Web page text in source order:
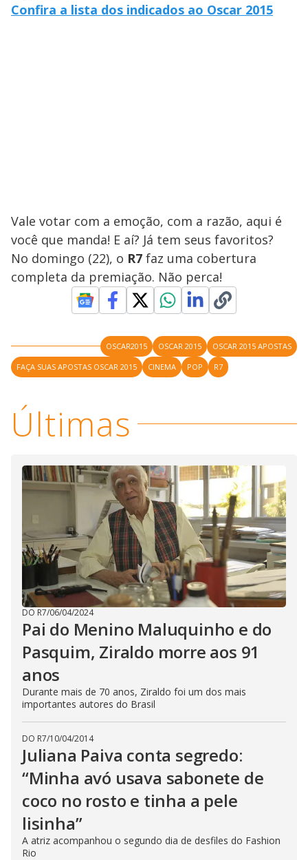
Confira a lista dos indicados ao Oscar 2015
Vale votar com a emoção, com a razão, aqui é
você que manda! E aí? Já tem seus favoritos?
No domingo (22), o R7 faz uma cobertura
completa da premiação. Não perca!
OSCAR2015 OSCAR 2015
OSCAR 2015 APOSTAS
FAÇA SUAS APOSTAS OSCAR 2015
CINEMA POP R7
Últimas
DO R7/06/04/2024
Pai do Menino Maluquinho e do
Pasquim, Ziraldo morre aos 91
anos
Durante mais de 70 anos, Ziraldo foi um dos mais
importantes autores do Brasil
DO R7/10/04/2014
Juliana Paiva conta segredo:
“Minha avó usava sabonete de
coco no rosto e tinha a pele
lisinha”
A atriz acompanhou o segundo dia de desfiles do Fashion
Rio